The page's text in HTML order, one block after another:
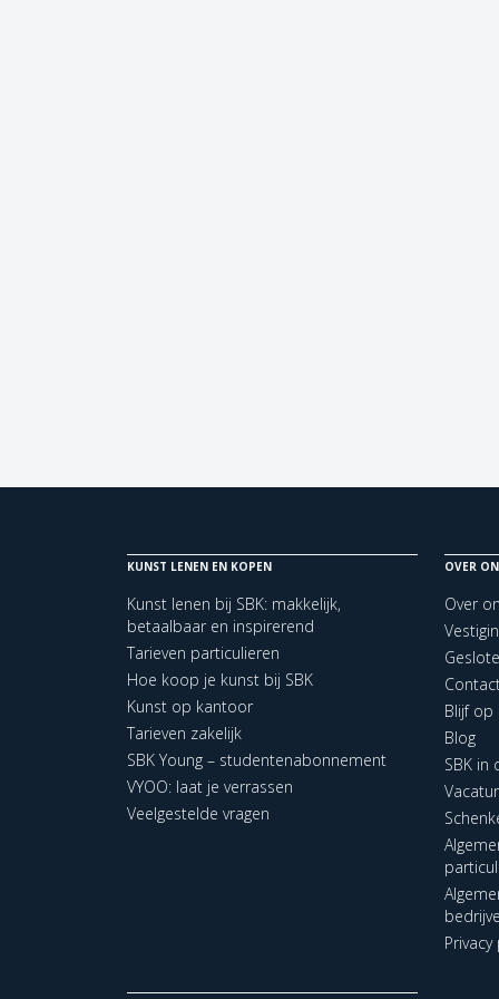
KUNST LENEN EN KOPEN
Kunst lenen bij SBK: makkelijk,
betaalbaar en inspirerend
Tarieven particulieren
Hoe koop je kunst bij SBK
Kunst op kantoor
Tarieven zakelijk
SBK Young – studentenabonnement
VYOO: laat je verrassen
Veelgestelde vragen
OVER
Over
Blijf op
Blog
SBK in